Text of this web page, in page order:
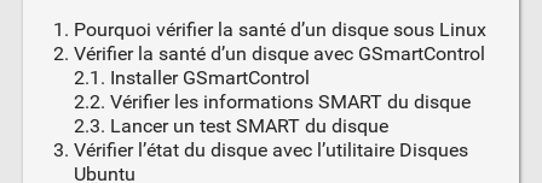
Pourquoi vérifier la santé d’un disque sous Linux
Vérifier la santé d’un disque avec GSmartControl
2.1. Installer GSmartControl
2.2. Vérifier les informations SMART du disque
2.3. Lancer un test SMART du disque
Vérifier l’état du disque avec l’utilitaire Disques
Ubuntu